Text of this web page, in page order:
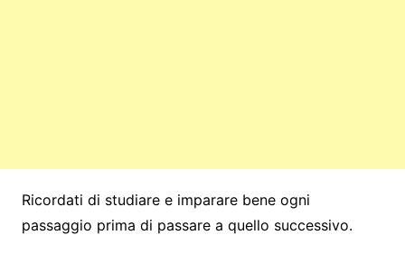
Ricordati di studiare e imparare bene ogni
passaggio prima di passare a quello successivo.